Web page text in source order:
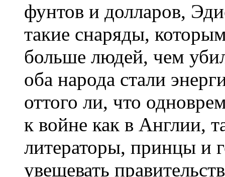
фунтов и долларов,
такие снаряды,
больше людей, чем
оба народа стали
оттого ли, что
к войне как в Англии,
литераторы, принцы и
увещевать